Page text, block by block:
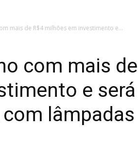
mais de R$4 milhões em investimento e...
com mais de
e será
lâmpadas